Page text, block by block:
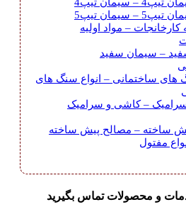
تیپ5
– سیمان تیپ5
کارخانجات – مواد اولیه
– سیمان سفید
های ساختمانی – انواع سنگ های
–کاشی و سرامیک
ساخته – مصالح پیش ساخته
مفتول
و محصولات تماس بگیرید